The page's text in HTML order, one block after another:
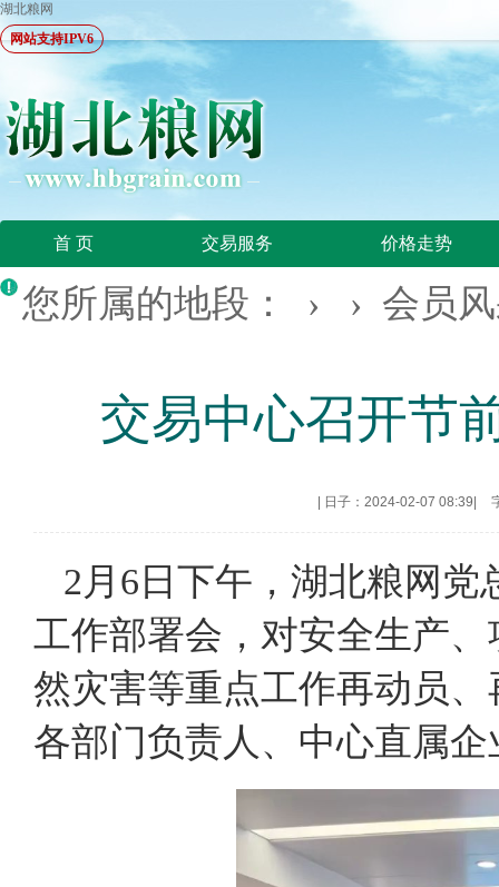
湖北粮网
网站支持IPV6
首 页 交易服务 价格走势
您所属的地段： › › 会员
交易中心召开节
日子：2024-02-07 08:39
2月6日下午，湖北粮网党
工作部署会，对安全生产
然灾害等重点工作再动员
各部门负责人、中心直属